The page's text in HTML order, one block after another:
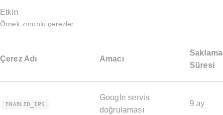
Etkin
Örnek zorunlu çerezler:
Çerez Adı Amacı
Saklama
Süresi
ENABLED_IPS
Google servis
doğrulaması
9 ay